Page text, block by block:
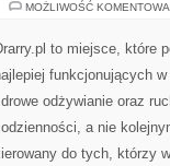
MOŻLIWOŚĆ
to miejsce, które
funkcjonujących
odżywianie oraz
a nie
do tych, którzy